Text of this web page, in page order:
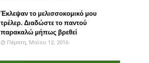
Έκλεψαν το μελισσοκομικό μου
τρέλερ. Διαδώστε το παντού
παρακαλώ μήπως βρεθεί
Πέμπτη, Μαΐου 12, 2016